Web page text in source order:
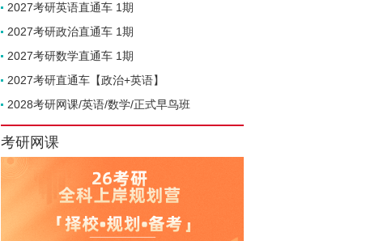
2027考研英语直通车 1期
2027考研政治直通车 1期
2027考研数学直通车 1期
2027考研直通车【政治+英语】
2028考研网课/英语/数学/正式早鸟班
考研网课